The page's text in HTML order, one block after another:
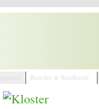
Berichte & Rundbriefe